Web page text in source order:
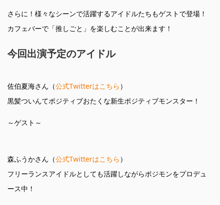
さらに！様々なシーンで活躍するアイドルたちもゲストで登場！
カフェバーで「推しごと」を楽しむことが出来ます！
今回出演予定のアイドル
佐伯夏海さん（公式Twitterはこちら ）
黒髪ついんてポジティブおたくな新生ポジティブモンスター！
～ゲスト～
森ふうかさん（公式Twitterはこちら ）
フリーランスアイドルとしても活躍しながらポジモンをプロデュ
ース中！